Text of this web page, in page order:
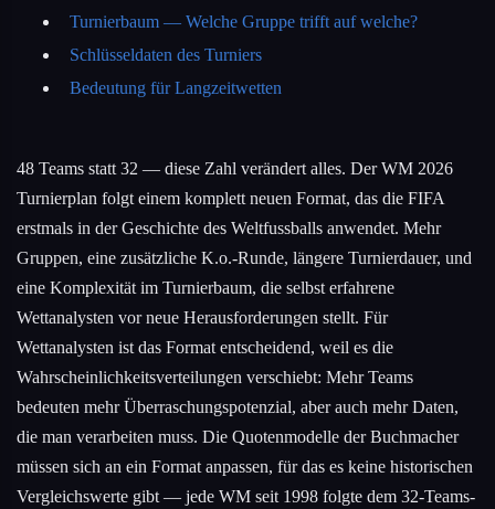
Turnierbaum — Welche Gruppe trifft auf welche?
Schlüsseldaten des Turniers
Bedeutung für Langzeitwetten
48 Teams statt 32 — diese Zahl verändert alles. Der WM 2026
Turnierplan folgt einem komplett neuen Format, das die FIFA
erstmals in der Geschichte des Weltfussballs anwendet. Mehr
Gruppen, eine zusätzliche K.o.-Runde, längere Turnierdauer, und
eine Komplexität im Turnierbaum, die selbst erfahrene
Wettanalysten vor neue Herausforderungen stellt. Für
Wettanalysten ist das Format entscheidend, weil es die
Wahrscheinlichkeitsverteilungen verschiebt: Mehr Teams
bedeuten mehr Überraschungspotenzial, aber auch mehr Daten,
die man verarbeiten muss. Die Quotenmodelle der Buchmacher
müssen sich an ein Format anpassen, für das es keine historischen
Vergleichswerte gibt — jede WM seit 1998 folgte dem 32-Teams-